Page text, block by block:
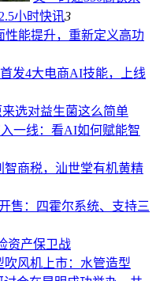
小时快讯3
性能提升，重新定义高功
发4大电商AI技能，上线
选对益生菌这么简单
一线：看AI如何赋能智
商税，汕世堂有机黄精
售：四霍尔系统、支持三
资产保卫战
风机上市：水管造型